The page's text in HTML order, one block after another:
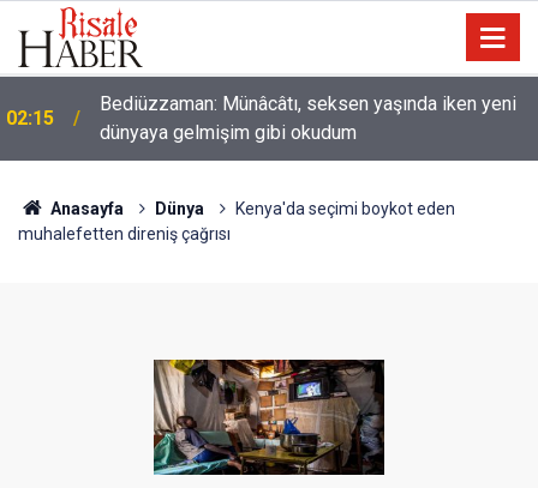
01:45
Nice binilen hayvan vardır ki, binicisinden daha
hayırlıdır
Anasayfa Dünya
Kenya'da seçimi boykot eden
muhalefetten direniş çağrısı